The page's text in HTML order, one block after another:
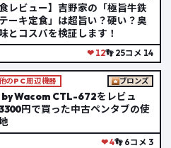
食レビュー】吉野家の「極旨牛鉄
ーキ定食」は超旨い？硬い？臭
とコスパを検証します！
❤ 12👣 25コメ 14
のPC周辺機器 ブロンズ
Wacom CTL-672をレビュ
円で買った中古ペンタブの使
❤ 4👣 6コメ 3